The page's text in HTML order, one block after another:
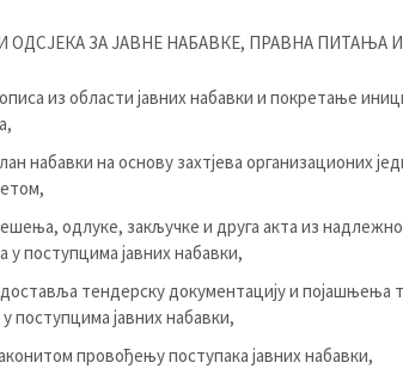
ЗА ЈАВНЕ НАБАВКЕ, ПРАВНА ПИТАЊА
из области јавних набавки и покретање
набавки на основу захтјева организационих
одлуке, закључке и друга акта из
у поступцима јавних набавки,
тендерску документацију и појашњења
поступцима јавних набавки,
провођењу поступака јавних набавки,